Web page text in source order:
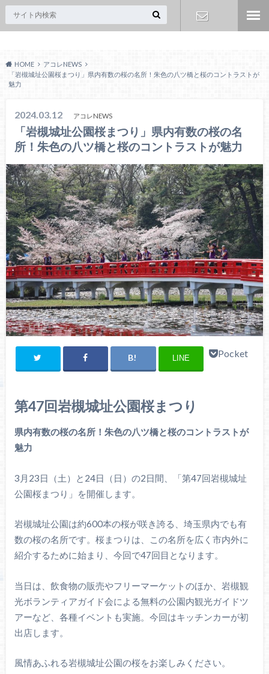
せ
HOME
アコレNEWS
「岩槻城址公園桜まつり」県内有数の桜の名所！朱色の八ツ橋と桜のコントラストが
魅力
2024.03.12 アコレNEWS
「岩槻城址公園桜まつり」県内有数の桜の名
所！朱色の八ツ橋と桜のコントラストが魅力
LINE Pocket
第47回岩槻城址公園桜まつり
県内有数の桜の名所！朱色の八ツ橋と桜のコントラストが
魅力
3月23日（土）と24日（日）の2日間、「第47回岩槻城址
公園桜まつり」を開催します。
岩槻城址公園は約600本の桜が咲き誇る、埼玉県内でも有
数の桜の名所です。桜まつりは、この名所を広く市内外に
紹介するために始まり、今回で47回目となります。
当日は、飲食物の販売やフリーマーケットのほか、岩槻観
光ボランティアガイド会による無料の公園内観光ガイドツ
アーなど、各種イベントも実施。今回はキッチンカーが初
出店します。
風情あふれる岩槻城址公園の桜をお楽しみください。